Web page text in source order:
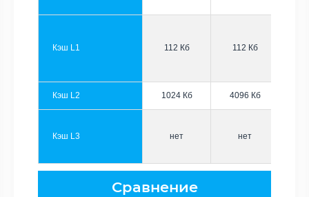
Кэш L1 112 Кб 112 Кб
Кэш L2 1024 Кб 4096 Кб
Кэш L3 нет нет
Сравнение